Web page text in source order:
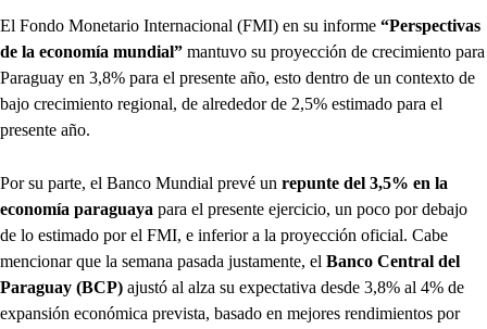
El Fondo Monetario Internacional (FMI) en su informe “Perspectivas
de la economía mundial” mantuvo su proyección de crecimiento para
Paraguay en 3,8% para el presente año, esto dentro de un contexto de
bajo crecimiento regional, de alrededor de 2,5% estimado para el
presente año.
Por su parte, el Banco Mundial prevé un repunte del 3,5% en la
economía paraguaya para el presente ejercicio, un poco por debajo
de lo estimado por el FMI, e inferior a la proyección oficial. Cabe
mencionar que la semana pasada justamente, el Banco Central del
Paraguay (BCP) ajustó al alza su expectativa desde 3,8% al 4% de
expansión económica prevista, basado en mejores rendimientos por